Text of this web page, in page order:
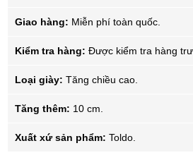
Giao hàng: Miễn phí toàn quốc.
Kiểm tra hàng: Được kiểm tra hàng
Loại giày: Tăng chiều cao.
Tăng thêm: 10 cm.
Xuất xứ sản phẩm: Toldo.